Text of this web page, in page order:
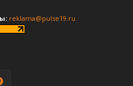
reklama@pulse19.ru